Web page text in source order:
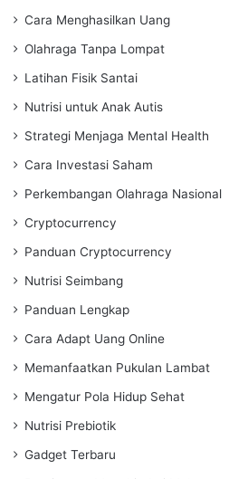
Cara Menghasilkan Uang
Olahraga Tanpa Lompat
Latihan Fisik Santai
Nutrisi untuk Anak Autis
Strategi Menjaga Mental Health
Cara Investasi Saham
Perkembangan Olahraga Nasional
Cryptocurrency
Panduan Cryptocurrency
Nutrisi Seimbang
Panduan Lengkap
Cara Adapt Uang Online
Memanfaatkan Pukulan Lambat
Mengatur Pola Hidup Sehat
Nutrisi Prebiotik
Gadget Terbaru